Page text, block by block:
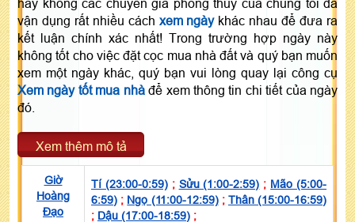
hay không các chuyên gia phong thủy của chúng tôi đã
vận dụng rất nhiều cách xem ngàykhác nhau để đưa ra
kết luận chính xác nhất! Trong trường hợp ngày này
không tốt cho việc đặt cọc mua nhà đất và quý bạn muốn
xem một ngày khác, quý bạn vui lòng quay lại công cụ
Xem ngày tốt mua nhàđể xem thông tin chi tiết của ngày
đó.
Xem thêm mô tả
Giờ
Hoàng
Đạo
Tí (23:00-0:59); Sửu (1:00-2:59) ; Mão (5:00-
6:59) ; Ngọ (11:00-12:59); Thân (15:00-16:59)
; Dậu (17:00-18:59) ;